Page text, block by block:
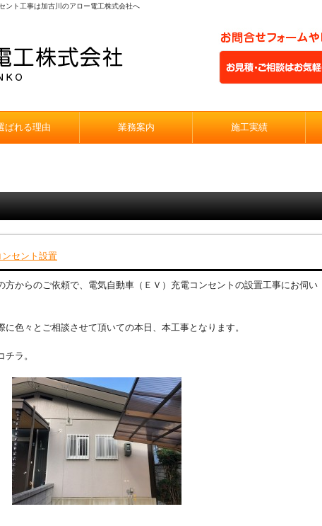
ト工事は加古川のアロー電工株式会社へ
ばれる理由 業務案内 施工実績
セント設置
方からのご依頼で、電気自動車（ＥＶ）充電コンセントの設置工事にお伺い
色々とご相談させて頂いての本日、本工事となります。
ラ。